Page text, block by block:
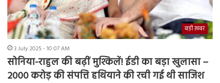
बड़ी ख़बर
3 July 2025 - 10:07 AM
सोनिया-राहुल की बढ़ीं मुश्किलें! ईडी का बड़ा खुलासा –
2000 करोड़ की संपत्ति हथियाने की रची गई थी साजिश